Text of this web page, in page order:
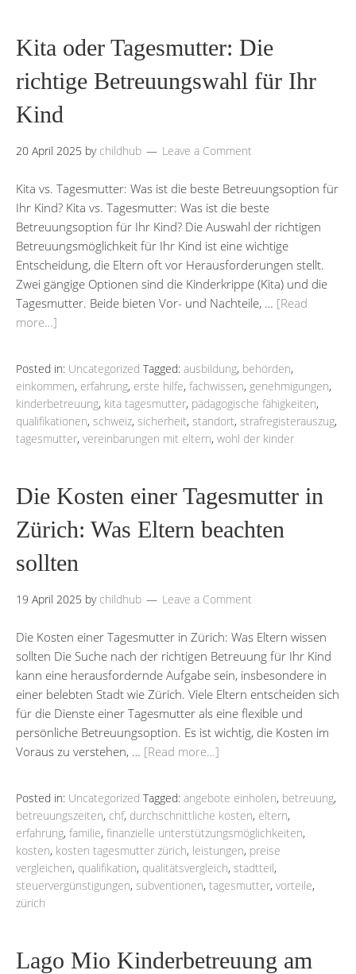
Kita oder Tagesmutter: Die
richtige Betreuungswahl für Ihr
Kind
20 April 2025 by childhub Leave a Comment
Kita vs. Tagesmutter: Was ist die beste Betreuungsoption für
Ihr Kind? Kita vs. Tagesmutter: Was ist die beste
Betreuungsoption für Ihr Kind? Die Auswahl der richtigen
Betreuungsmöglichkeit für Ihr Kind ist eine wichtige
Entscheidung, die Eltern oft vor Herausforderungen stellt.
Zwei gängige Optionen sind die Kinderkrippe (Kita) und die
Tagesmutter. Beide bieten Vor- und Nachteile, … [Read
more…]
Posted in: Uncategorized Tagged: ausbildung, behörden,
einkommen, erfahrung, erste hilfe, fachwissen, genehmigungen,
kinderbetreuung, kita tagesmutter, pädagogische fähigkeiten,
qualifikationen, schweiz, sicherheit, standort, strafregisterauszug,
tagesmutter, vereinbarungen mit eltern, wohl der kinder
Die Kosten einer Tagesmutter in
Zürich: Was Eltern beachten
sollten
19 April 2025 by childhub Leave a Comment
Die Kosten einer Tagesmutter in Zürich: Was Eltern wissen
sollten Die Suche nach der richtigen Betreuung für Ihr Kind
kann eine herausfordernde Aufgabe sein, insbesondere in
einer belebten Stadt wie Zürich. Viele Eltern entscheiden sich
für die Dienste einer Tagesmutter als eine flexible und
persönliche Betreuungsoption. Es ist wichtig, die Kosten im
Voraus zu verstehen, … [Read more…]
Posted in: Uncategorized Tagged: angebote einholen, betreuung,
betreuungszeiten, chf, durchschnittliche kosten, eltern,
erfahrung, familie, finanzielle unterstützungsmöglichkeiten,
kosten, kosten tagesmutter zürich, leistungen, preise
vergleichen, qualifikation, qualitätsvergleich, stadtteil,
steuervergünstigungen, subventionen, tagesmutter, vorteile,
zürich
Lago Mio Kinderbetreuung am